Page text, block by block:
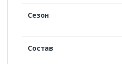
Сезон
Состав